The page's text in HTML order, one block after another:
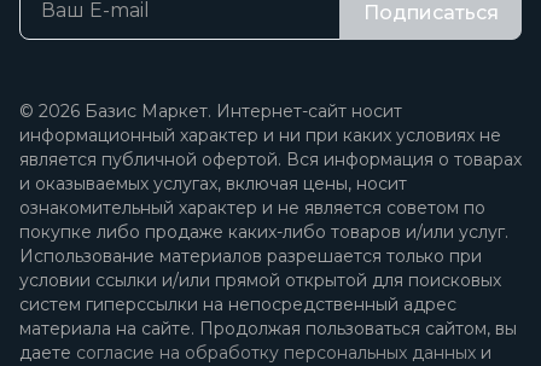
Подписаться
© 2026 Базис Маркет. Интернет-сайт носит
информационный характер и ни при каких условиях не
является публичной офертой. Вся информация о товарах
и оказываемых услугах, включая цены, носит
ознакомительный характер и не является советом по
покупке либо продаже каких-либо товаров и/или услуг.
Использование материалов разрешается только при
условии ссылки и/или прямой открытой для поисковых
систем гиперссылки на непосредственный адрес
материала на сайте. Продолжая пользоваться сайтом, вы
даете согласие на обработку персональных данных и